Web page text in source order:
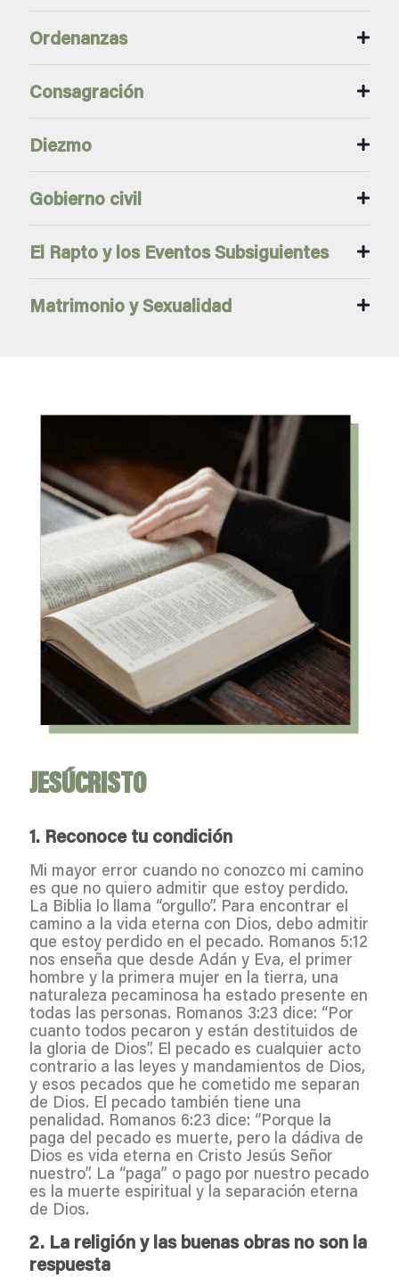
Ordenanzas
Consagración
Diezmo
Gobierno civil
El Rapto y los Eventos Subsiguientes
Matrimonio y Sexualidad
JESÚCRISTO
1. Reconoce tu condición
Mi mayor error cuando no conozco mi camino
es que no quiero admitir que estoy perdido.
La Biblia lo llama “orgullo”. Para encontrar el
camino a la vida eterna con Dios, debo admitir
que estoy perdido en el pecado. Romanos 5:12
nos enseña que desde Adán y Eva, el primer
hombre y la primera mujer en la tierra, una
naturaleza pecaminosa ha estado presente en
todas las personas. Romanos 3:23 dice: “Por
cuanto todos pecaron y están destituidos de
la gloria de Dios”. El pecado es cualquier acto
contrario a las leyes y mandamientos de Dios,
y esos pecados que he cometido me separan
de Dios. El pecado también tiene una
penalidad. Romanos 6:23 dice: “Porque la
paga del pecado es muerte, pero la dádiva de
Dios es vida eterna en Cristo Jesús Señor
nuestro”. La “paga” o pago por nuestro pecado
es la muerte espiritual y la separación eterna
de Dios.
2. La religión y las buenas obras no son la
respuesta